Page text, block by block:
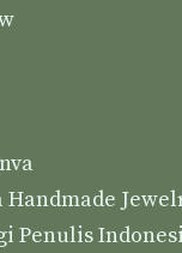
Penulis